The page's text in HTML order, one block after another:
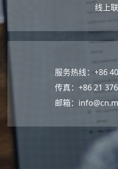
线上
服务热线：+86
传真：+86 21
邮箱：